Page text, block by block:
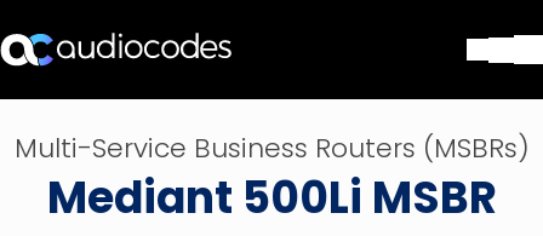
製品とアプリケーション
パートナー
サポートセンター
Multi-Service Business Routers (MSBRs)
Mediant 500Li MSBR